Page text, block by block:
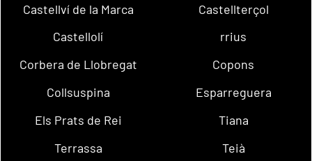
Castellví de la Marca
Castellterçol
Castellolí
rrius
Corbera de Llobregat
Copons
Collsuspina
Esparreguera
Els Prats de Rei
Tiana
Terrassa
Teià